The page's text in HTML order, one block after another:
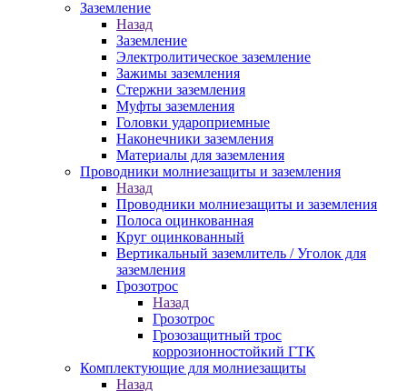
Заземление
Назад
Заземление
Электролитическое заземление
Зажимы заземления
Стержни заземления
Муфты заземления
Головки удароприемные
Наконечники заземления
Материалы для заземления
Проводники молниезащиты и заземления
Назад
Проводники молниезащиты и заземления
Полоса оцинкованная
Круг оцинкованный
Вертикальный заземлитель / Уголок для
заземления
Грозотрос
Назад
Грозотрос
Грозозащитный трос
коррозионностойкий ГТК
Комплектующие для молниезащиты
Назад